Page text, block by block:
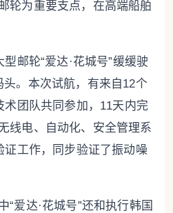
轮为重要支点，在高端船舶
邮轮“爱达·花城号”缓缓驶
头。本次试航，有来自12个
术团队共同参加，11天内完
线电、自动化、安全管理系
证工作，同步验证了振动噪
“爱达·花城号”还和执行韩国